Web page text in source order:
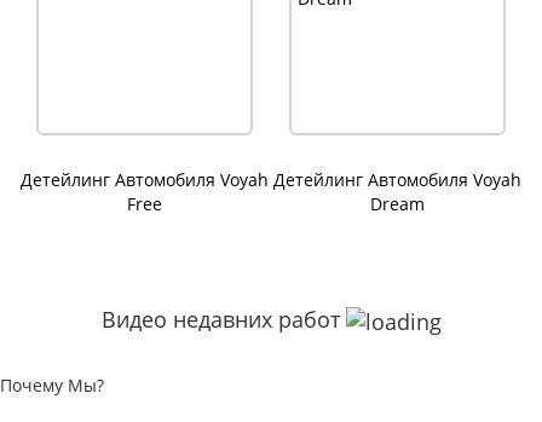
Детейлинг Автомобиля Voyah
Free
Детейлинг Автомобиля Voyah
Dream
Видео недавних работ
Почему Мы?